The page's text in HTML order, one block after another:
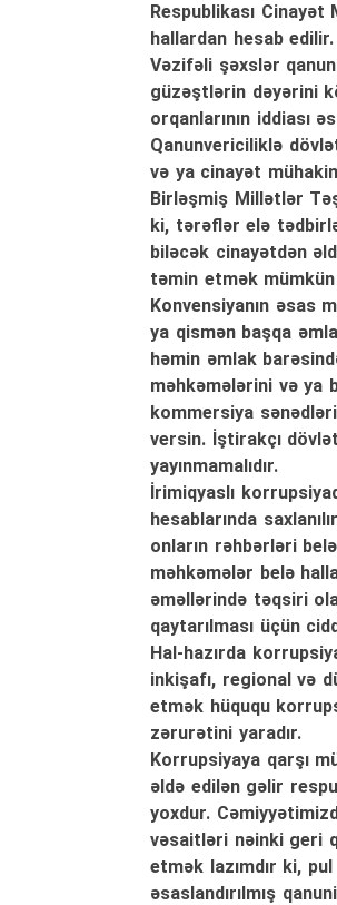
Respublikası
hallardan hesab edilir.
Vəzifəli şəxslər
güzəştlərin dəyərini
orqanlarının iddiası
Qanunvericiliklə
və ya cinayət
Birləşmiş Millətlər
ki, tərəflər elə
biləcək cinayətdən
təmin etmək
Konvensiyanın əsas
ya qismən başqa
həmin əmlak
məhkəmələrini və ya
kommersiya
versin. İştirakçı
yayınmamalıdır.
İrimiqyaslı
hesablarında
onların rəhbərləri
məhkəmələr belə
əməllərində təqsiri
qaytarılması üçün
Hal-hazırda
inkişafı, regional və
etmək hüququ
zərurətini yaradır.
Korrupsiyaya qarşı
əldə edilən gəlir
yoxdur.
vəsaitləri nəinki geri
etmək lazımdır ki,
əsaslandırılmış